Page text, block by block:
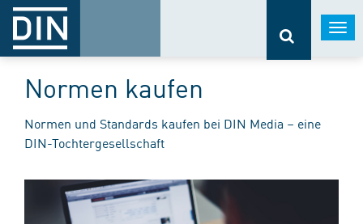
Normen kaufen
Normen und Standards kaufen bei DIN Media – eine
DIN-Tochtergesellschaft